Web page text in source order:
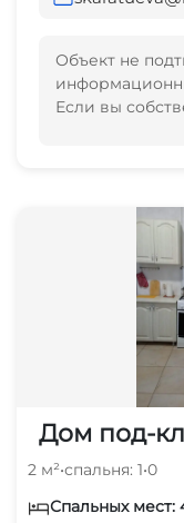
Объект не
Если вы
Дом под-
2 м²•спальня: 1•0
Спальных мест: